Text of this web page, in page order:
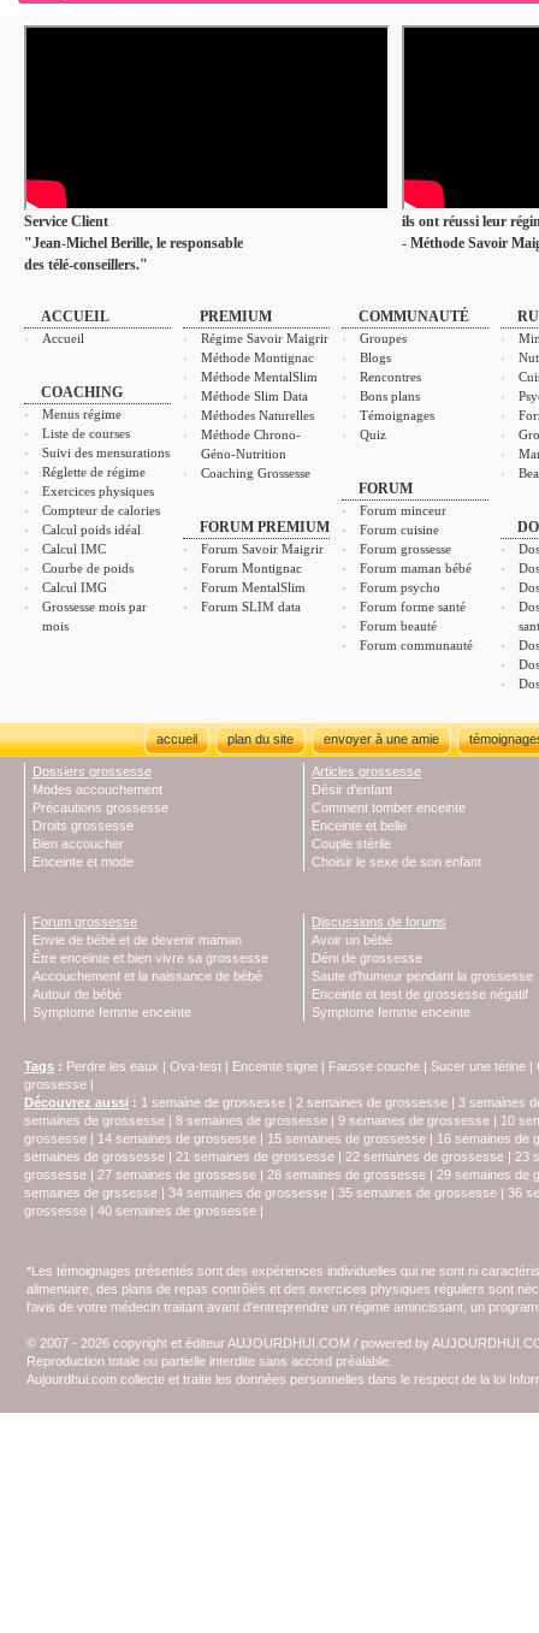
Service Client
"Jean-Michel Berille, le responsable
des télé-conseillers."
ils ont réussi leur
- Méthode Savoir
ACCUEIL
Accueil
COACHING
Menus régime
Liste de courses
Suivi des mensurations
Réglette de régime
Exercices physiques
Compteur de calories
Calcul poids idéal
Calcul IMC
Courbe de poids
Calcul IMG
Grossesse mois par
mois
PREMIUM
Régime Savoir Maigrir
Méthode Montignac
Méthode MentalSlim
Méthode Slim Data
Méthodes Naturelles
Méthode Chrono-
Géno-Nutrition
Coaching Grossesse
FORUM PREMIUM
Forum Savoir Maigrir
Forum Montignac
Forum MentalSlim
Forum SLIM data
COMMUNAUTÉ
Groupes
Blogs
Rencontres
Bons plans
Témoignages
Quiz
FORUM
Forum minceur
Forum cuisine
Forum grossesse
Forum maman bébé
Forum psycho
Forum forme santé
Forum beauté
Forum communauté
accueil plan du site envoyer à une amie
Dossiers grossesse
Modes accouchement
Précautions grossesse
Droits grossesse
Bien accoucher
Enceinte et mode
Articles grossesse
Désir d'enfant
Comment tomber enceinte
Enceinte et belle
Couple stérile
Choisir le sexe de son enfant
Forum grossesse
Envie de bébé et de devenir maman
Être enceinte et bien vivre sa grossesse
Accouchement et la naissance de bébé
Autour de bébé
Symptome femme enceinte
Discussions de forums
Avoir un bébé
Déni de grossesse
Saute d'humeur pendant la grossesse
Enceinte et test de grossesse négatif
Symptome femme enceinte
Tags : Perdre les eaux | Ova-test | Enceinte signe | Fausse couche | Sucer une tétine |
grossesse |
Découvrez aussi : 1 semaine de grossesse | 2 semaines de grossesse | 3 semaines
semaines de grossesse | 8 semaines de grossesse | 9 semaines de grossesse | 10
grossesse | 14 semaines de grossesse | 15 semaines de grossesse | 16 semaines de
semaines de grossesse | 21 semaines de grossesse | 22 semaines de grossesse | 23
grossesse | 27 semaines de grossesse | 28 semaines de grossesse | 29 semaines de
semaines de grssesse | 34 semaines de grossesse | 35 semaines de grossesse | 36
grossesse | 40 semaines de grossesse |
*Les témoignages présentés sont des expériences individuelles qui ne sont ni
alimentaire, des plans de repas contrôlés et des exercices physiques réguliers sont
l'avis de votre médecin traitant avant d'entreprendre un régime amincissant, un
© 2007 - 2026 copyright et éditeur AUJOURDHUI.COM / powered by
Reproduction totale ou partielle interdite sans accord préalable.
Aujourdhui.com collecte et traite les données personnelles dans le respect de la loi